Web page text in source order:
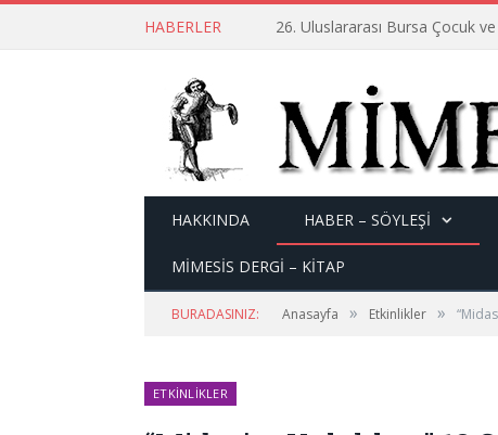
HABERLER 26. Uluslararası Bursa Çocuk
HAKKINDA HABER – SÖYLEŞI
MİMESİS DERGİ – KİTAP
BURADASINIZ: Anasayfa » Etkinlikler »
ETKINLIKLER